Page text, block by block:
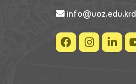
info@uoz.edu.krd